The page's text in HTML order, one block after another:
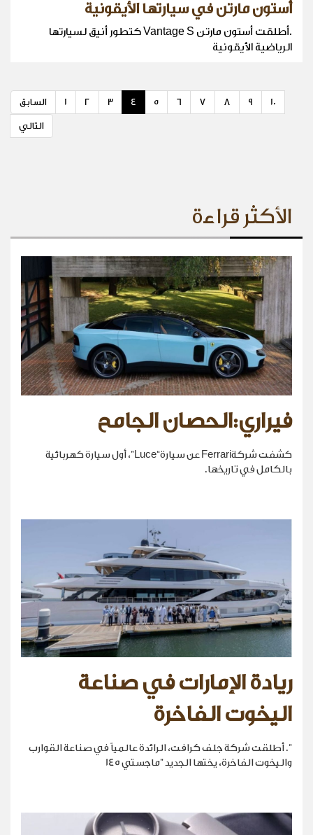
أستون مارتن في سيارتها الأيقونية
.أطلقت أستون مارتن Vantage S كتطور أنيق لسيارتها
الرياضية الأيقونية
السابق 1 2 3 4 5 6 7 8 9 10
التالي
الأكثر قراءة
فيراري:الحصان الجامح
كشفت شركةFerrari عن سيارة“Luce”، أول سيارة كهربائية
بالكامل في تاريخها.
ريادة الإمارات في صناعة
اليخوت الفاخرة
". أطلقت شركة جلف كرافت، الرائدة عالمياً في صناعة القوارب
واليخوت الفاخرة، يختها الجديد "ماجستي 145